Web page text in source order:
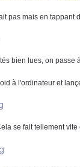
pas mais en tappant
bien lues, on passe
à l'ordinateur et
se fait tellement